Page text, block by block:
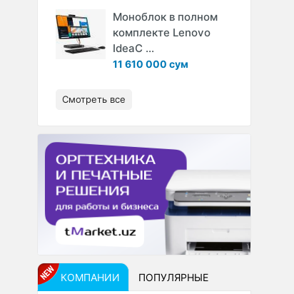
Моноблок в полном
комплекте Lenovo
IdeaC ...
11 610 000 сум
Смотреть все
КОМПАНИИ ПОПУЛЯРНЫЕ